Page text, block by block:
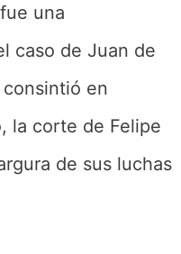
una
caso de Juan de
en
la corte de Felipe
de sus luchas